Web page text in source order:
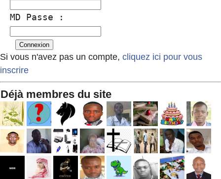
MD Passe :
Si vous n'avez pas un compte, cliquez ici pour vous
inscrire
Déjà membres du site